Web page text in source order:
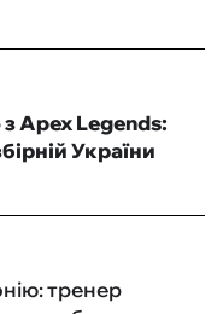
Apex Legends:
України
тренер